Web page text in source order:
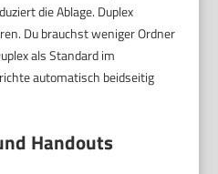
die Ablage. Duplex
Du brauchst weniger Ordner
als Standard im
automatisch beidseitig
Handouts